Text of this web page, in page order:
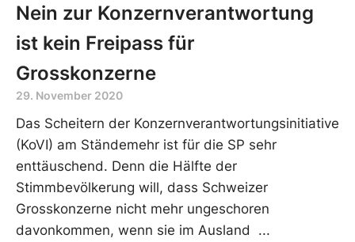
Nein zur Konzernverantwortung
ist kein Freipass für
Grosskonzerne
29. November 2020
Das Scheitern der Konzernverantwortungsinitiative
(KoVI) am Ständemehr ist für die SP sehr
enttäuschend. Denn die Hälfte der
Stimmbevölkerung will, dass Schweizer
Grosskonzerne nicht mehr ungeschoren
davonkommen, wenn sie im Ausland